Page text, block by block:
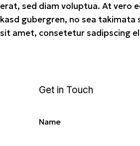
erat, sed diam voluptua. At vero
kasd gubergren, no sea
sit amet, consetetur sadipscing
Get in Touch